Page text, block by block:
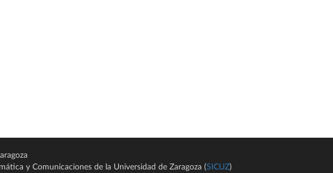
y Comunicaciones de la Universidad de Zaragoza (SICUZ)